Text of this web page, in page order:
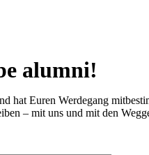
alumni!
hat Euren Werdegang
– mit uns und mit den